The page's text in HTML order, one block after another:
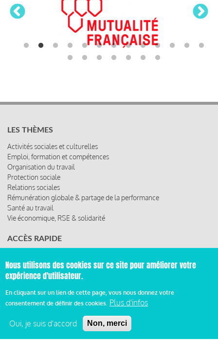
LES THÈMES
Activités sociales et culturelles
Emploi, formation et compétences
Organisation du travail
Protection sociale
Relations sociales
Rémunération globale & partage de la performance
Santé au travail
Vie économique, RSE & solidarité
ACCÈS RAPIDE
Les rencontres
Les ressources
© 2019 Miroir Social - Réalisé par
Nous utilisons des cookies sur ce site pour améliorer votre
expérience d'utilisateur.
En cliquant sur un lien de cette page, vous nous donnez votre
consentement de définir des cookies. Plus d'infos
Oui, je suis d'accord Non, merci